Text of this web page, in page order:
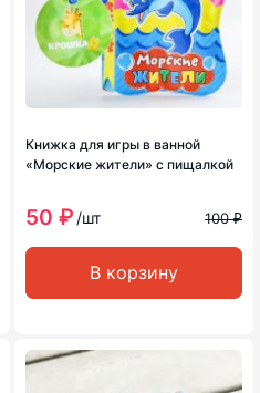
Книжка для игры в ванной
«Морские жители» с пищалкой
50 ₽ /шт 100 ₽
В корзину